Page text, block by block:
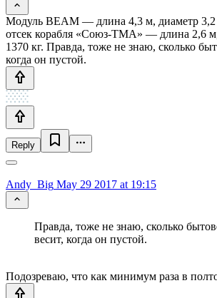
Модуль BEAM — длина 4,3 м, диаметр 3,2
отсек корабля «Союз-ТМА» — длина 2,6
1370 кг. Правда, тоже не знаю, сколько
когда он пустой.
Reply
Andy_Big May 29 2017 at 19:15
Правда, тоже не знаю, сколько
весит, когда он пустой.
Подозреваю, что как минимум раза в